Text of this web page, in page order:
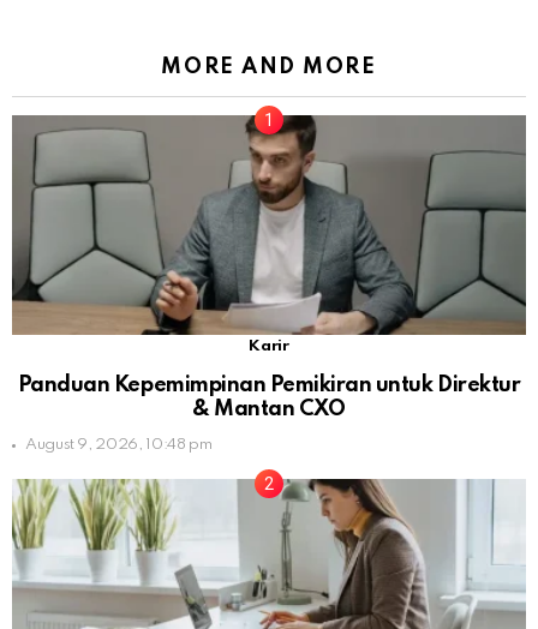
MORE AND MORE
Karir
Panduan Kepemimpinan Pemikiran untuk Direktur
& Mantan CXO
August 9, 2026, 10:48 pm